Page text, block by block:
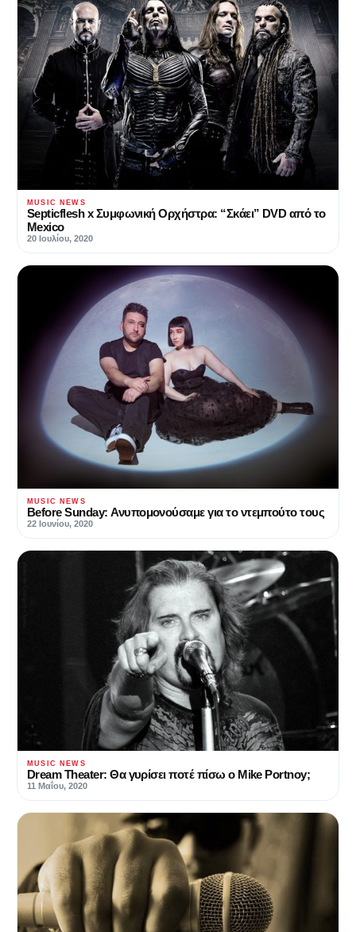
MUSIC NEWS
Septicflesh x Συμφωνική Ορχήστρα: “Σκάει” DVD από το
Mexico
20 Ιουλίου, 2020
MUSIC NEWS
Before Sunday: Ανυπομονούσαμε για το ντεμπούτο τους
22 Ιουνίου, 2020
MUSIC NEWS
Dream Theater: Θα γυρίσει ποτέ πίσω ο Mike Portnoy;
11 Μαΐου, 2020